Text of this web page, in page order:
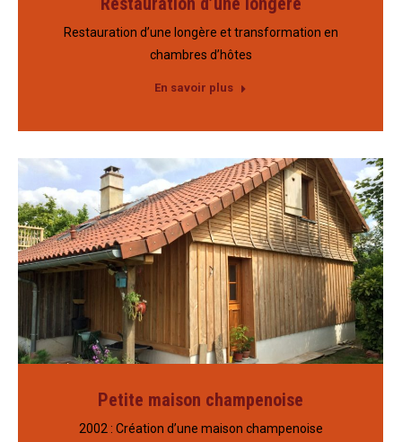
Restauration d’une longère et transformation en
chambres d’hôtes
En savoir plus
Petite maison champenoise
2002 : Création d’une maison champenoise